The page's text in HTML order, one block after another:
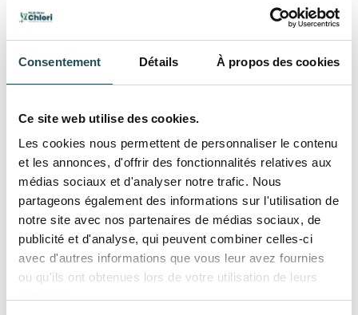
Consentement Détails À propos des cookies
Ce site web utilise des cookies.
Les cookies nous permettent de personnaliser le contenu
et les annonces, d'offrir des fonctionnalités relatives aux
médias sociaux et d'analyser notre trafic. Nous
partageons également des informations sur l'utilisation de
notre site avec nos partenaires de médias sociaux, de
publicité et d'analyse, qui peuvent combiner celles-ci
avec d'autres informations que vous leur avez fournies
ou qu'ils ont obtenues lors de votre utilisation de leurs
En stock